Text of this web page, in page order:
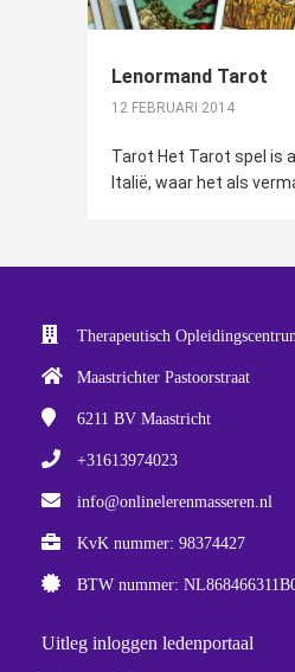
Lenormand Tarot
12 FEBRUARI 2014
Tarot Het Tarot spel is
Italië, waar het als
Therapeutisch
Maastrichter Pastoorstraat
6211 BV Maastricht
+31613974023
info@onlinelerenmasseren.nl
KvK nummer: 98374427
BTW nummer:
Uitleg inloggen ledenportaal